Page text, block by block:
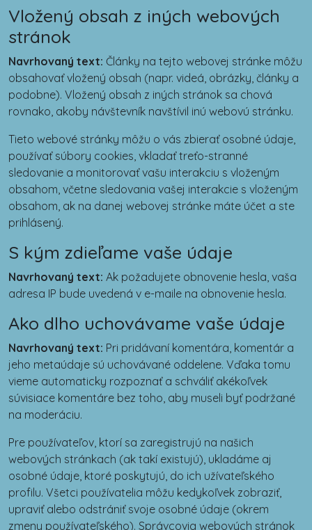
Vložený obsah z iných webových
stránok
Navrhovaný text: Články na tejto webovej stránke môžu
obsahovať vložený obsah (napr. videá, obrázky, články a
podobne). Vložený obsah z iných stránok sa chová
rovnako, akoby návštevník navštívil inú webovú stránku.
Tieto webové stránky môžu o vás zbierať osobné údaje,
používať súbory cookies, vkladať treťo-stranné
sledovanie a monitorovať vašu interakciu s vloženým
obsahom, včetne sledovania vašej interakcie s vloženým
obsahom, ak na danej webovej stránke máte účet a ste
prihlásený.
S kým zdieľame vaše údaje
Navrhovaný text: Ak požadujete obnovenie hesla, vaša
adresa IP bude uvedená v e-maile na obnovenie hesla.
Ako dlho uchovávame vaše údaje
Navrhovaný text: Pri pridávaní komentára, komentár a
jeho metaúdaje sú uchovávané oddelene. Vďaka tomu
vieme automaticky rozpoznať a schváliť akékoľvek
súvisiace komentáre bez toho, aby museli byť podržané
na moderáciu.
Pre používateľov, ktorí sa zaregistrujú na našich
webových stránkach (ak takí existujú), ukladáme aj
osobné údaje, ktoré poskytujú, do ich užívateľského
profilu. Všetci používatelia môžu kedykoľvek zobraziť,
upraviť alebo odstrániť svoje osobné údaje (okrem
zmeny používateľského). Správcovia webových stránok